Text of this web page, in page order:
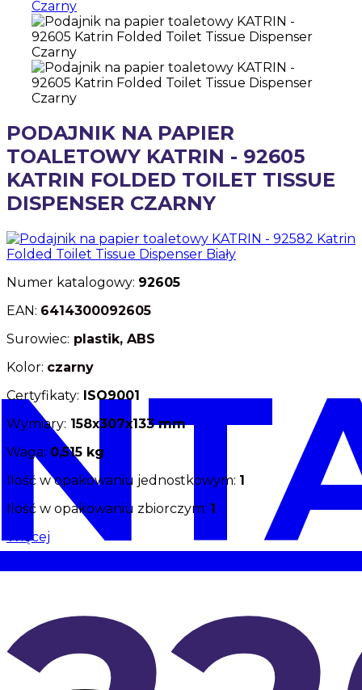
PODAJNIK NA PAPIER
TOALETOWY KATRIN - 92605
KATRIN FOLDED TOILET TISSUE
DISPENSER CZARNY
Numer katalogowy: 92605
EAN: 6414300092605
Surowiec: plastik, ABS
Kolor: czarny
Certyfikaty: ISO9001
Wymiary: 158x307x133mm
Waga: 0,515 kg
Ilość w opakowaniu jednostkowym: 1
Ilość w opakowaniu zbiorczym: 1
Więcej